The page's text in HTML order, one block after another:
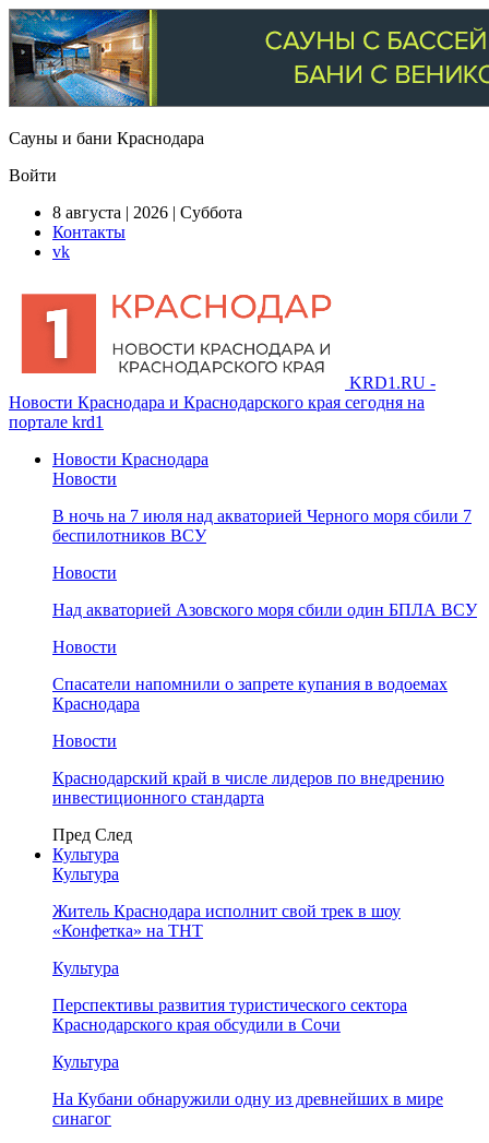
Сауны и бани Краснодара
Войти
8 августа | 2026 | Суббота
Контакты
vk
KRD1.RU -
Новости Краснодара и Краснодарского края сегодня на
портале krd1
Новости Краснодара
Новости
В ночь на 7 июля над акваторией Черного моря сбили 7
беспилотников ВСУ
Новости
Над акваторией Азовского моря сбили один БПЛА ВСУ
Новости
Спасатели напомнили о запрете купания в водоемах
Краснодара
Новости
Краснодарский край в числе лидеров по внедрению
инвестиционного стандарта
Пред След
Культура
Культура
Житель Краснодара исполнит свой трек в шоу
«Конфетка» на ТНТ
Культура
Перспективы развития туристического сектора
Краснодарского края обсудили в Сочи
Культура
На Кубани обнаружили одну из древнейших в мире
синагог